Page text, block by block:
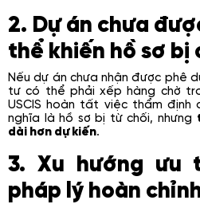
2. Dự án chưa
thể khiến hồ sơ bị
Nếu dự án chưa nhận được phê
tư có thể phải xếp hàng chờ
USCIS hoàn tất việc thẩm định
nghĩa là hồ sơ bị từ chối, nhưng
dài hơn dự kiến.
3. Xu hướng ưu
pháp lý hoàn